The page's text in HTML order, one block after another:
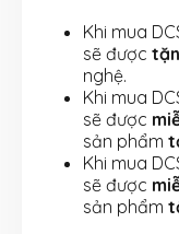
Khi mua
sẽ được
nghệ.
Khi mua
sẽ được
sản phẩm
Khi mua
sẽ được
sản phẩm